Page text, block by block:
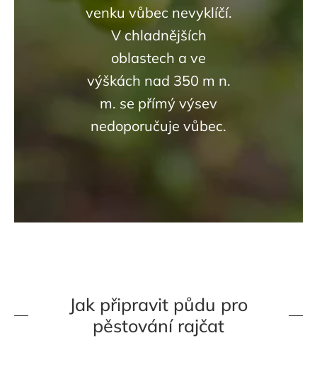
venku vůbec nevyklíčí.
V chladnějších
oblastech a ve
výškách nad 350 m n.
m. se přímý výsev
nedoporučuje vůbec.
Jak připravit půdu pro
pěstování rajčat